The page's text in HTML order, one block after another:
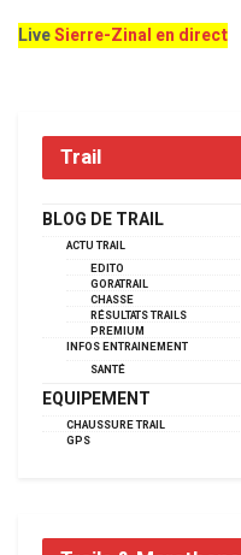
LiveSierre-Zinal en direct
Trail
BLOG DE TRAIL
ACTU TRAIL
EDITO
GORATRAIL
CHASSE
RÉSULTATS TRAILS
PREMIUM
INFOS ENTRAINEMENT
SANTÉ
EQUIPEMENT
CHAUSSURE TRAIL
GPS